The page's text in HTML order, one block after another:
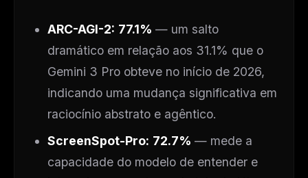
ARC-AGI-2: 77.1% — um salto
dramático em relação aos 31.1% que o
Gemini 3 Pro obteve no início de 2026,
indicando uma mudança significativa em
raciocínio abstrato e agêntico.
ScreenSpot-Pro: 72.7% — mede a
capacidade do modelo de entender e